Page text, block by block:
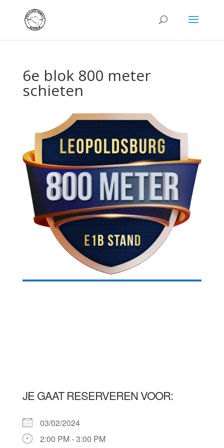
6e blok 800 meter
schieten
JE GAAT RESERVEREN VOOR:
03/02/2024
2:00 PM - 3:00 PM